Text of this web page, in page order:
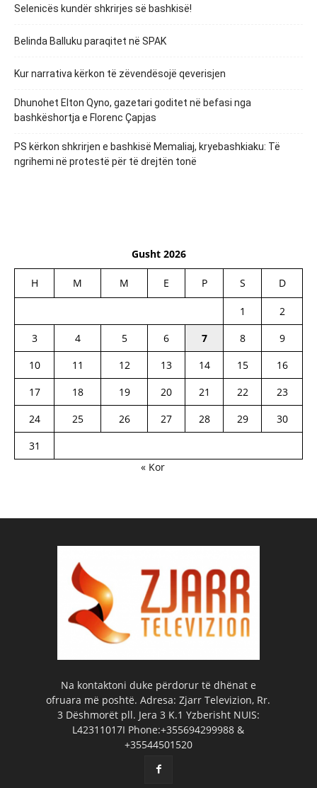
Selenicës kundër shkrirjes së bashkisë!
Belinda Balluku paraqitet në SPAK
Kur narrativa kërkon të zëvendësojë qeverisjen
Dhunohet Elton Qyno, gazetari goditet në befasi nga
bashkëshortja e Florenc Çapjas
PS kërkon shkrirjen e bashkisë Memaliaj, kryebashkiaku: Të
ngrihemi në protestë për të drejtën tonë
Gusht 2026
H M M E P S D
1
2
3
4 5 6 7 8
9
10
11 12 13 14 15
16
17
18 19 20 21 22
23
24
25 26 27 28 29
30
31
« Kor
Na kontaktoni duke përdorur të dhënat e
ofruara më poshtë. Adresa: Zjarr Televizion, Rr.
3 Dëshmorët pll. Jera 3 K.1 Yzberisht NUIS:
L42311017I Phone:+355694299988 &
+35544501520